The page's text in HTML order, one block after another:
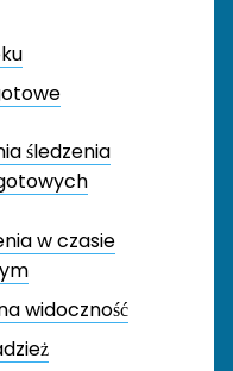
śledzenia
w czasie
widoczność